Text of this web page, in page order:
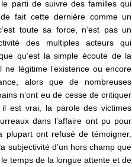
parti de suivre des familles qui
fait cette dernière comme un
toute sa force, n’est pas un
des multiples acteurs qui
qu’est la simple écoute de la
légitime l’existence ou encore
alors que de nombreuses
n’ont eu de cesse de critiquer
est vrai, la parole des victimes
dans l’affaire ont pu pour
ont refusé de témoigner.
subjectivité d’un hors champ que
le temps de la longue attente et de